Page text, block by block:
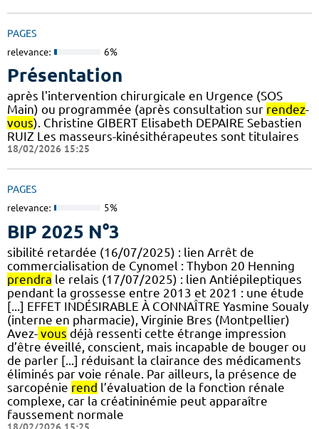
PAGES
relevance: 6%
Présentation
après l'intervention chirurgicale en Urgence (SOS
Main) ou programmée (après consultation sur rendez-
vous). Christine GIBERT Elisabeth DEPAIRE Sebastien
RUIZ Les masseurs-kinésithérapeutes sont titulaires
18/02/2026 15:25
PAGES
relevance: 5%
BIP 2025 N°3
sibilité retardée (16/07/2025) : lien Arrêt de
commercialisation de Cynomel : Thybon 20 Henning
prendra le relais (17/07/2025) : lien Antiépileptiques
pendant la grossesse entre 2013 et 2021 : une étude
[...] EFFET INDÉSIRABLE À CONNAÎTRE Yasmine Soualy
(interne en pharmacie), Virginie Bres (Montpellier)
Avez- vous déjà ressenti cette étrange impression
d’être éveillé, conscient, mais incapable de bouger ou
de parler [...] réduisant la clairance des médicaments
éliminés par voie rénale. Par ailleurs, la présence de
sarcopénie rend l’évaluation de la fonction rénale
complexe, car la créatininémie peut apparaître
faussement normale